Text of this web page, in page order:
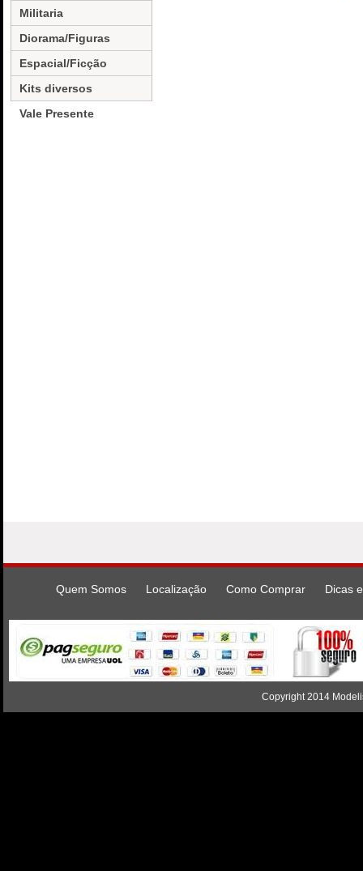
Militaria
Diorama/Figuras
Espacial/Ficção
Kits diversos
Vale Presente
Quem Somos Localização Como Comprar Dicas
Copyright 2014